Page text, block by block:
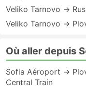
Veliko Tarnovo →
Veliko Tarnovo →
Où aller depuis
Sofia Aéroport →
Central Train